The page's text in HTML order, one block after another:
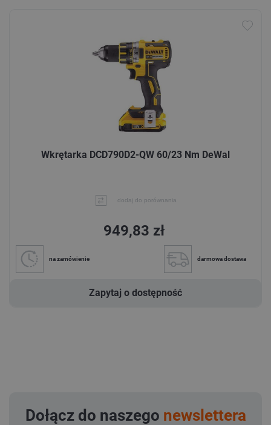
Wkrętarka DCD790D2-QW 60/23 Nm DeWal
dodaj do porównania
949,83 zł
na zamówienie darmowa dostawa
Zapytaj o dostępność
Dołącz do naszego newslettera